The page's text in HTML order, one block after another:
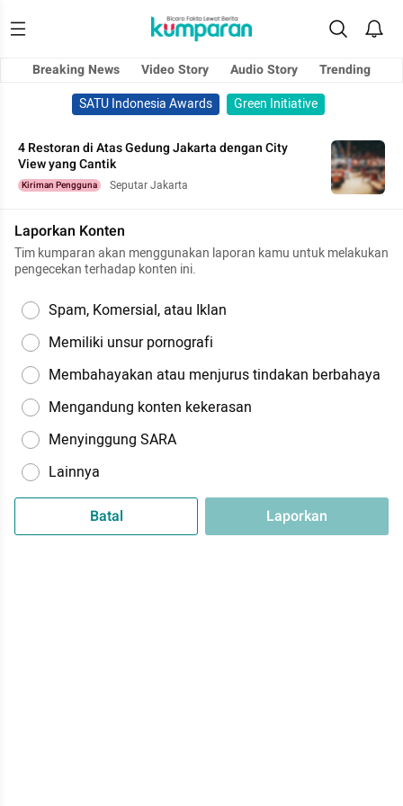
Breaking News Video Story Audio Story
Trending
SATU Indonesia Awards
Green Initiative
4 Restoran di Atas Gedung Jakarta dengan City
View yang Cantik
Kiriman Pengguna Seputar Jakarta
Laporkan Konten
Tim kumparan akan menggunakan laporan kamu untuk melakukan
pengecekan terhadap konten ini.
Spam, Komersial, atau Iklan
Memiliki unsur pornografi
Membahayakan atau menjurus tindakan berbahaya
Mengandung konten kekerasan
Menyinggung SARA
Lainnya
Batal Laporkan